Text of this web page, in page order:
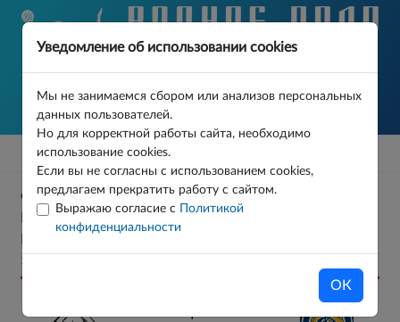
Уведомление об использовании cookies
Мы не занимаемся сбором или анализов персональных
данных пользователей.
Но для корректной работы сайта, необходимо
использование cookies.
Если вы не согласны с использованием cookies,
предлагаем прекратить работу с сайтом.
Выражаю согласие с
Политикой
конфиденциальности
ОК
ФИЗКУЛЬТУРНОЕ МЕРОПРИЯТИЕ ПО ВОДНОМУ
ПОЛО СРЕДИ КОМАНД ВЕТЕРАНОВ «БЕЛЫЕ
30.05.2026